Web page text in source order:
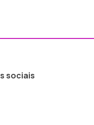
sociais
ao